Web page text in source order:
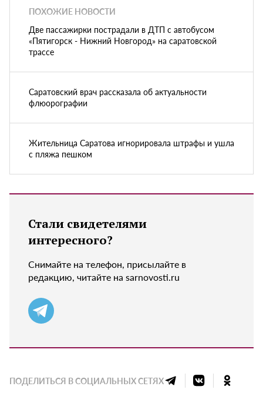
ПОХОЖИЕ НОВОСТИ
Две пассажирки пострадали в ДТП с автобусом
«Пятигорск - Нижний Новгород» на саратовской
трассе
Саратовский врач рассказала об актуальности
флюорографии
Жительница Саратова игнорировала штрафы и ушла
с пляжа пешком
Стали свидетелями
интересного?
Снимайте на телефон, присылайте в
редакцию, читайте на sarnovosti.ru
ПОДЕЛИТЬСЯ В СОЦИАЛЬНЫХ СЕТЯХ